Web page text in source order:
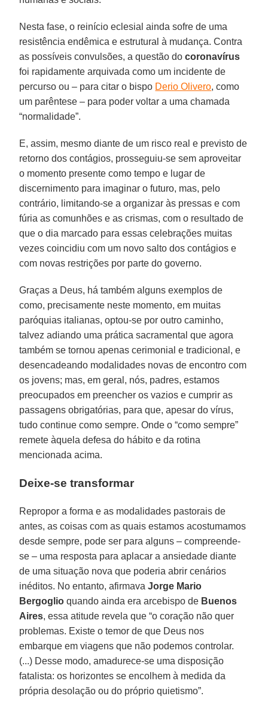
Nesta fase, o reinício eclesial ainda sofre de uma
resistência endêmica e estrutural à mudança. Contra
as possíveis convulsões, a questão docoronavírus
foi rapidamente arquivada como um incidente de
percurso ou – para citar o bispo Derio Olivero, como
um parêntese – para poder voltar a uma chamada
“normalidade”.
E, assim, mesmo diante de um risco real e previsto de
retorno dos contágios, prosseguiu-se sem aproveitar
o momento presente como tempo e lugar de
discernimento para imaginar o futuro, mas, pelo
contrário, limitando-se a organizar às pressas e com
fúria as comunhões e as crismas, com o resultado de
que o dia marcado para essas celebrações muitas
vezes coincidiu com um novo salto dos contágios e
com novas restrições por parte do governo.
Graças a Deus, há também alguns exemplos de
como, precisamente neste momento, em muitas
paróquias italianas, optou-se por outro caminho,
talvez adiando uma prática sacramental que agora
também se tornou apenas cerimonial e tradicional, e
desencadeando modalidades novas de encontro com
os jovens; mas, em geral, nós, padres, estamos
preocupados em preencher os vazios e cumprir as
passagens obrigatórias, para que, apesar do vírus,
tudo continue como sempre. Onde o “como sempre”
remete àquela defesa do hábito e da rotina
mencionada acima.
Deixe-se transformar
Repropor a forma e as modalidades pastorais de
antes, as coisas com as quais estamos acostumamos
desde sempre, pode ser para alguns – compreende-
se – uma resposta para aplacar a ansiedade diante
de uma situação nova que poderia abrir cenários
inéditos. No entanto, afirmavaJorge Mario
Bergoglio quando ainda era arcebispo de Buenos
Aires, essa atitude revela que “o coração não quer
problemas. Existe o temor de que Deus nos
embarque em viagens que não podemos controlar.
(...) Desse modo, amadurece-se uma disposição
fatalista: os horizontes se encolhem à medida da
própria desolação ou do próprio quietismo”.